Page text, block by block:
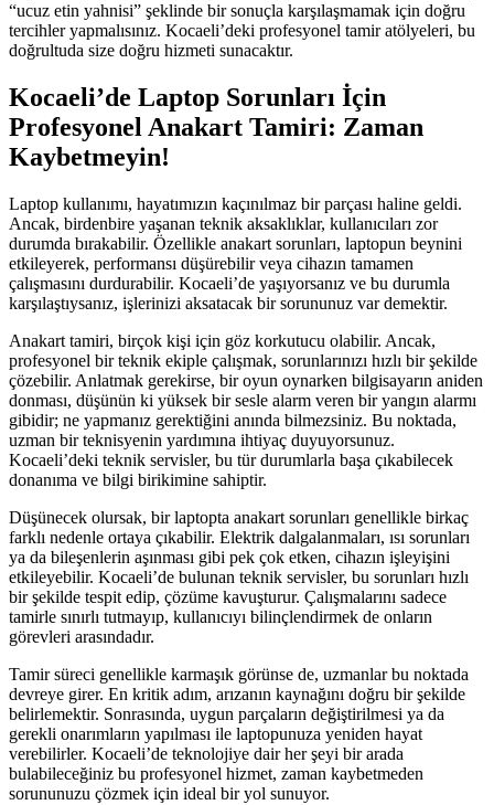
“ucuz etin yahnisi” şeklinde bir sonuçla karşılaşmamak için doğru
tercihler yapmalısınız. Kocaeli’deki profesyonel tamir atölyeleri, bu
doğrultuda size doğru hizmeti sunacaktır.
Kocaeli’de Laptop Sorunları İçin
Profesyonel Anakart Tamiri: Zaman
Kaybetmeyin!
Laptop kullanımı, hayatımızın kaçınılmaz bir parçası haline geldi.
Ancak, birdenbire yaşanan teknik aksaklıklar, kullanıcıları zor
durumda bırakabilir. Özellikle anakart sorunları, laptopun beynini
etkileyerek, performansı düşürebilir veya cihazın tamamen
çalışmasını durdurabilir. Kocaeli’de yaşıyorsanız ve bu durumla
karşılaştıysanız, işlerinizi aksatacak bir sorununuz var demektir.
Anakart tamiri, birçok kişi için göz korkutucu olabilir. Ancak,
profesyonel bir teknik ekiple çalışmak, sorunlarınızı hızlı bir şekilde
çözebilir. Anlatmak gerekirse, bir oyun oynarken bilgisayarın aniden
donması, düşünün ki yüksek bir sesle alarm veren bir yangın alarmı
gibidir; ne yapmanız gerektiğini anında bilmezsiniz. Bu noktada,
uzman bir teknisyenin yardımına ihtiyaç duyuyorsunuz.
Kocaeli’deki teknik servisler, bu tür durumlarla başa çıkabilecek
donanıma ve bilgi birikimine sahiptir.
Düşünecek olursak, bir laptopta anakart sorunları genellikle birkaç
farklı nedenle ortaya çıkabilir. Elektrik dalgalanmaları, ısı sorunları
ya da bileşenlerin aşınması gibi pek çok etken, cihazın işleyişini
etkileyebilir. Kocaeli’de bulunan teknik servisler, bu sorunları hızlı
bir şekilde tespit edip, çözüme kavuşturur. Çalışmalarını sadece
tamirle sınırlı tutmayıp, kullanıcıyı bilinçlendirmek de onların
görevleri arasındadır.
Tamir süreci genellikle karmaşık görünse de, uzmanlar bu noktada
devreye girer. En kritik adım, arızanın kaynağını doğru bir şekilde
belirlemektir. Sonrasında, uygun parçaların değiştirilmesi ya da
gerekli onarımların yapılması ile laptopunuza yeniden hayat
verebilirler. Kocaeli’de teknolojiye dair her şeyi bir arada
bulabileceğiniz bu profesyonel hizmet, zaman kaybetmeden
sorununuzu çözmek için ideal bir yol sunuyor.